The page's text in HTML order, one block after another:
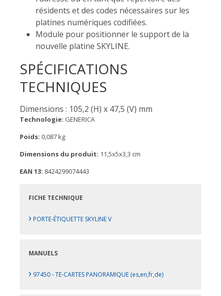
résidents et des codes nécessaires sur les
platines numériques codifiées.
Module pour positionner le support de la
nouvelle platine SKYLINE.
SPÉCIFICATIONS
TECHNIQUES
Dimensions : 105,2 (H) x 47,5 (V) mm
Technologie: GENERICA
Poids: 0,087 kg
Dimensions du produit: 11,5x5x3,3 cm
EAN 13: 8424299074443
FICHE TECHNIQUE
› PORTE-ÉTIQUETTE SKYLINE V
MANUELS
› 97450 - TE-CARTES PANORAMIQUE (es,en,fr,de)